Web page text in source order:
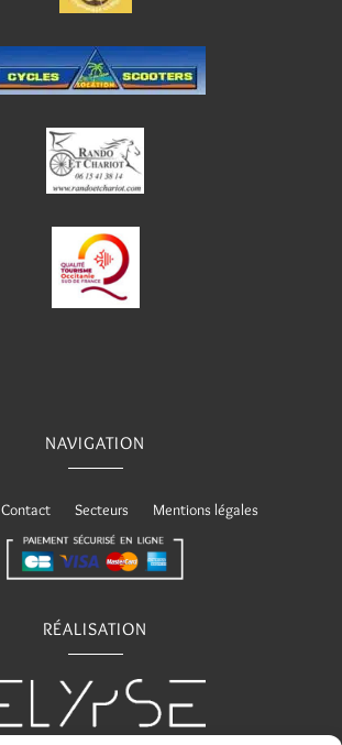
NAVIGATION
Contact Secteurs Mentions légales
RÉALISATION